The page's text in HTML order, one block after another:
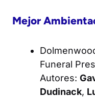
Mejor
Funeral
Autores:
Dudinack,